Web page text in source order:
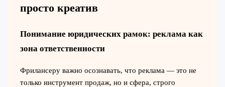
просто креатив
Понимание юридических рамок: реклама как
зона ответственности
Фрилансеру важно осознавать, что реклама — это не
только инструмент продаж, но и сфера, строго